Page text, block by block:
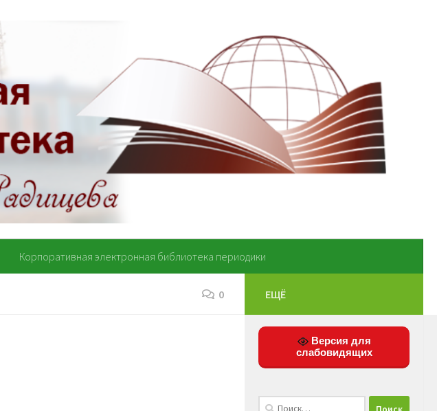
Корпоративная электронная библиотека периодики
0 ЕЩЁ
Версия для
слабовидящих
Найти: